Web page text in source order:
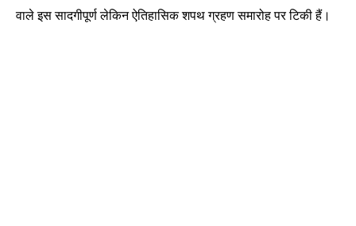
वाले इस सादगीपूर्ण लेकिन ऐतिहासिक शपथ ग्रहण समारोह पर टिकी हैं।